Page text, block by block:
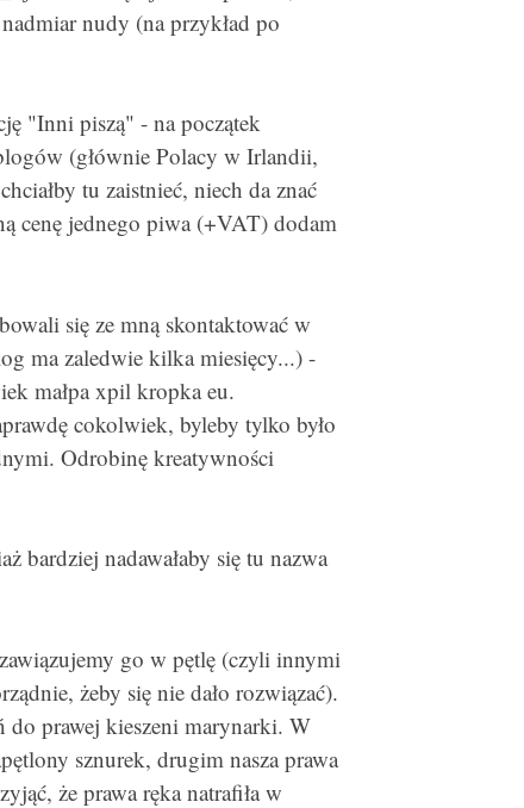
nudy (na przykład po
"Inni piszą" - na początek
(głównie Polacy w Irlandii,
tu zaistnieć, niech da znać
cenę jednego piwa (+VAT) dodam
się ze mną skontaktować w
ma zaledwie kilka miesięcy...) -
małpa xpil kropka eu.
cokolwiek, byleby tylko było
Odrobinę kreatywności
bardziej nadawałaby się tu nazwa
go w pętlę (czyli innymi
żeby się nie dało rozwiązać).
do prawej kieszeni marynarki. W
sznurek, drugim nasza prawa
że prawa ręka natrafiła w